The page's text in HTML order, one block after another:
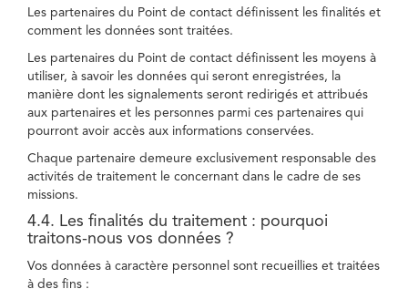
Les partenaires du Point de contact définissent les finalités et
comment les données sont traitées.
Les partenaires du Point de contact définissent les moyens à
utiliser, à savoir les données qui seront enregistrées, la
manière dont les signalements seront redirigés et attribués
aux partenaires et les personnes parmi ces partenaires qui
pourront avoir accès aux informations conservées.
Chaque partenaire demeure exclusivement responsable des
activités de traitement le concernant dans le cadre de ses
missions.
4.4. Les finalités du traitement : pourquoi
traitons-nous vos données ?
Vos données à caractère personnel sont recueillies et traitées
à des fins :